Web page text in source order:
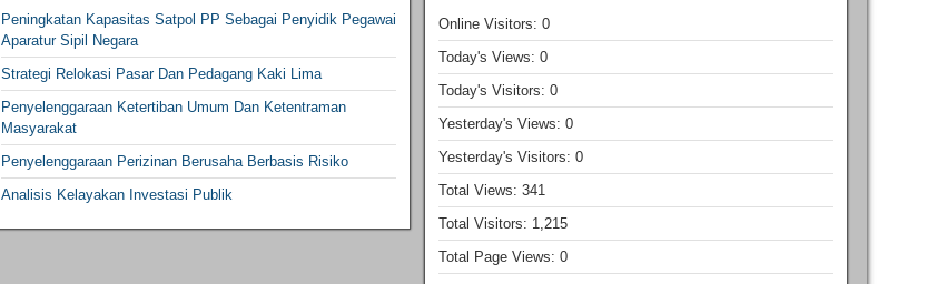
Peningkatan Kapasitas Satpol PP Sebagai Penyidik Pegawai
Aparatur Sipil Negara
Strategi Relokasi Pasar Dan Pedagang Kaki Lima
Penyelenggaraan Ketertiban Umum Dan Ketentraman
Masyarakat
Penyelenggaraan Perizinan Berusaha Berbasis Risiko
Analisis Kelayakan Investasi Publik
Online Visitors:0
Today's Views:0
Today's Visitors:0
Yesterday's Views:0
Yesterday's Visitors:0
Total Views:341
Total Visitors: 1,215
Total Page Views:0